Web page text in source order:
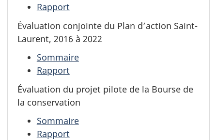
Rapport
Évaluation conjointe du Plan d’action Saint-
Laurent, 2016 à 2022
Sommaire
Rapport
Évaluation du projet pilote de la Bourse de
la conservation
Sommaire
Rapport